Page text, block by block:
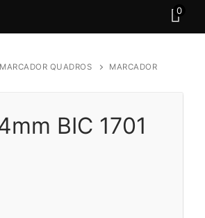
0
MARCADOR QUADROS
MARCADOR
BIC 1701